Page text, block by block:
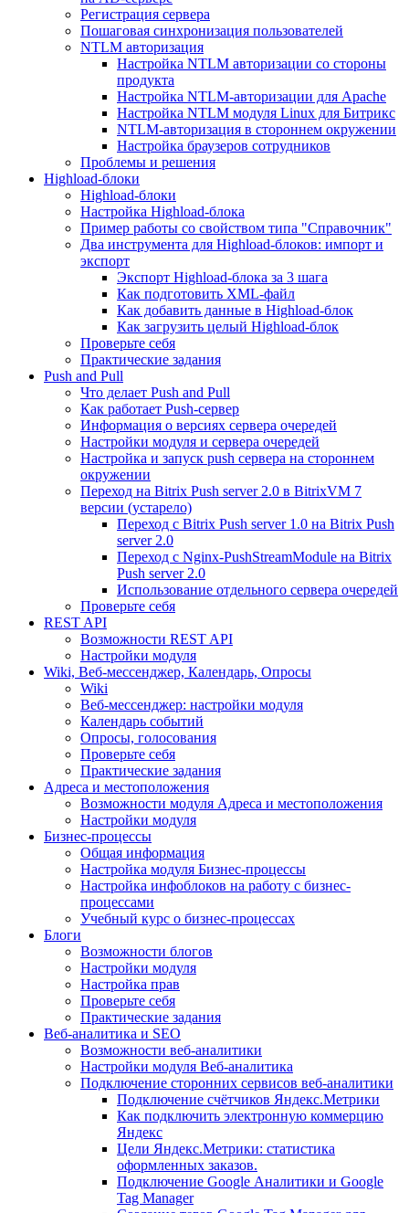
Регистрация сервера
Пошаговая синхронизация пользователей
NTLM авторизация
Настройка NTLM авторизации со стороны
продукта
Настройка NTLM-авторизации для Apache
Настройка NTLM модуля Linux для Битрикс
NTLM-авторизация в стороннем окружении
Настройка браузеров сотрудников
Проблемы и решения
Highload-блоки
Highload-блоки
Настройка Highload-блока
Пример работы со свойством типа "Справочник"
Два инструмента для Highload-блоков: импорт и
экспорт
Экспорт Highload-блока за 3 шага
Как подготовить XML-файл
Как добавить данные в Highload-блок
Как загрузить целый Highload-блок
Проверьте себя
Практические задания
Push and Pull
Что делает Push and Pull
Как работает Push-сервер
Информация о версиях сервера очередей
Настройки модуля и сервера очередей
Настройка и запуск push сервера на стороннем
окружении
Переход на Bitrix Push server 2.0 в BitrixVM 7
версии (устарело)
Переход с Bitrix Push server 1.0 на Bitrix Push
server 2.0
Переход с Nginx-PushStreamModule на Bitrix
Push server 2.0
Использование отдельного сервера очередей
Проверьте себя
REST API
Возможности REST API
Настройки модуля
Wiki, Веб-мессенджер, Календарь, Опросы
Wiki
Веб-мессенджер: настройки модуля
Календарь событий
Опросы, голосования
Проверьте себя
Практические задания
Адреса и местоположения
Возможности модуля Адреса и местоположения
Настройки модуля
Бизнес-процессы
Общая информация
Настройка модуля Бизнес-процессы
Настройка инфоблоков на работу с бизнес-
процессами
Учебный курс о бизнес-процессах
Блоги
Возможности блогов
Настройки модуля
Настройка прав
Проверьте себя
Практические задания
Веб-аналитика и SEO
Возможности веб-аналитики
Настройки модуля Веб-аналитика
Подключение сторонних сервисов веб-аналитики
Подключение счётчиков Яндекс.Метрики
Как подключить электронную коммерцию
Яндекс
Цели Яндекс.Метрики: статистика
оформленных заказов.
Подключение Google Аналитики и Google
Tag Manager